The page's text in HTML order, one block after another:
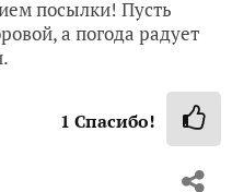
посылки! Пусть
а погода радует
1 Спасибо!